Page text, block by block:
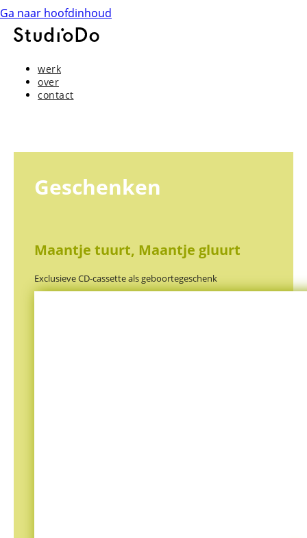
Ga naar hoofdinhoud
werk
over
contact
Geschenken
Maantje tuurt, Maantje gluurt
Exclusieve CD-cassette als geboortegeschenk